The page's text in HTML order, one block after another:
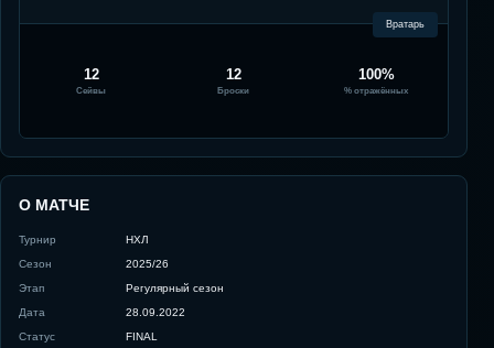
Вратарь
12
Сейвы
12
Броски
100%
% отражённых
О МАТЧЕ
Турнир
НХЛ
Сезон
2025/26
Этап
Регулярный сезон
Дата
28.09.2022
Статус
FINAL